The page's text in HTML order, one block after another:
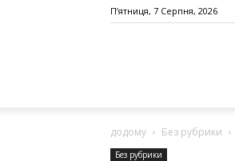
П’ятниця, 7 Серпня, 2026
додому Без рубрики
Без рубрики